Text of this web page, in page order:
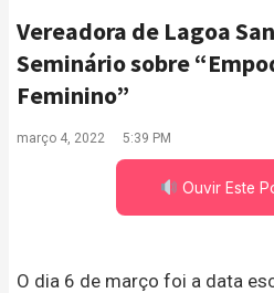
Vereadora de Lagoa
Seminário sobre
Feminino”
março 4, 2022 5:39 PM
Ouvir Este
O dia 6 de março foi a data